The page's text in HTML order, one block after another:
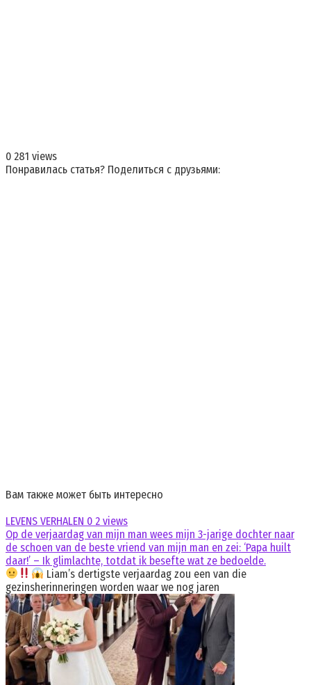
0 281 views
Понравилась статья? Поделиться с друзьями:
Вам также может быть интересно
LEVENS VERHALEN 0 2 views
Op de verjaardag van mijn man wees mijn 3-jarige dochter naar
de schoen van de beste vriend van mijn man en zei: ‘Papa huilt
daar!’ – Ik glimlachte, totdat ik besefte wat ze bedoelde.
Liam’s dertigste verjaardag zou een van die
gezinsherinneringen worden waar we nog jaren